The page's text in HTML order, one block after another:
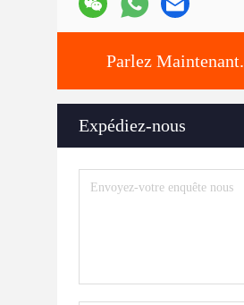
Parlez Maintenant.
Expédiez-nous